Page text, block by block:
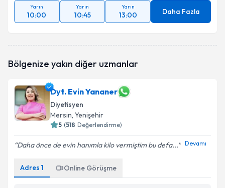
Yarın
10:00
Yarın
10:45
Yarın
13:00 Daha Fazla
Bölgenize yakın diğer uzmanlar
Dyt. Evin Yananer
Diyetisyen
Mersin, Yenişehir
5 (518 Değerlendirme)
Daha önce de evin hanımla kilo vermiştim bu defa... Devamı
Adres 1 Online Görüşme